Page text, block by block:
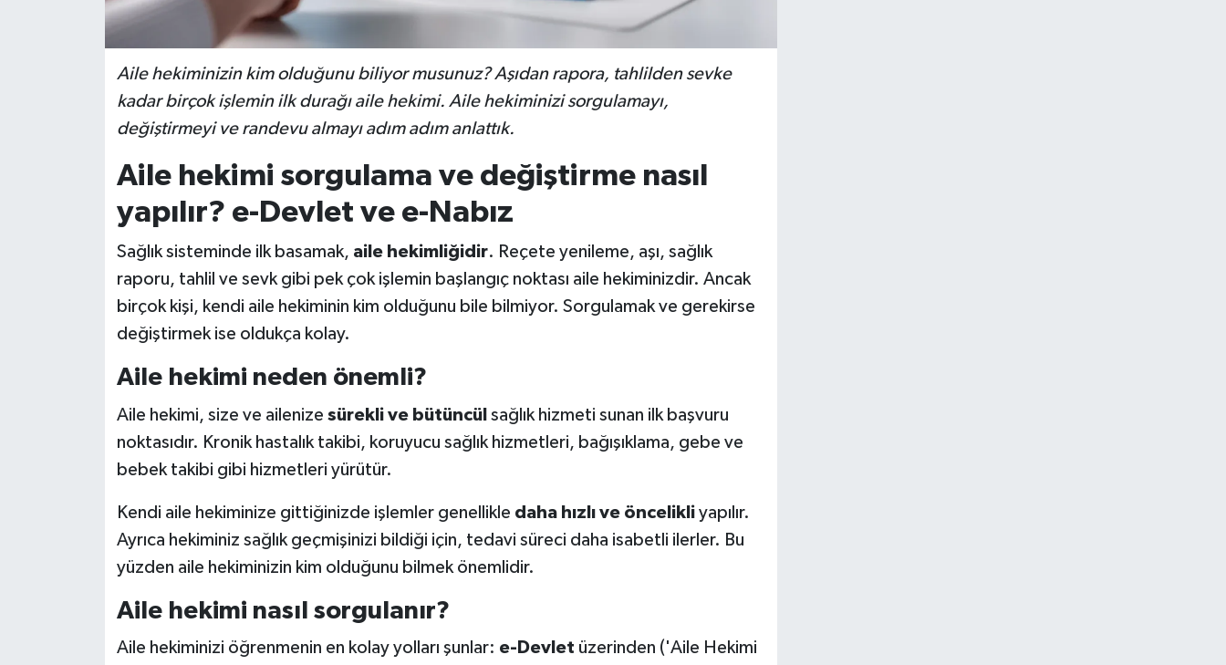
Aile hekiminizin kim olduğunu biliyor musunuz? Aşıdan rapora, tahlilden sevke
kadar birçok işlemin ilk durağı aile hekimi. Aile hekiminizi sorgulamayı,
değiştirmeyi ve randevu almayı adım adım anlattık.
Aile hekimi sorgulama ve değiştirme nasıl
yapılır? e-Devlet ve e-Nabız
Sağlık sisteminde ilk basamak, aile hekimliğidir. Reçete yenileme, aşı, sağlık
raporu, tahlil ve sevk gibi pek çok işlemin başlangıç noktası aile hekiminizdir. Ancak
birçok kişi, kendi aile hekiminin kim olduğunu bile bilmiyor. Sorgulamak ve gerekirse
değiştirmek ise oldukça kolay.
Aile hekimi neden önemli?
Aile hekimi, size ve ailenize sürekli ve bütüncül sağlık hizmeti sunan ilk başvuru
noktasıdır. Kronik hastalık takibi, koruyucu sağlık hizmetleri, bağışıklama, gebe ve
bebek takibi gibi hizmetleri yürütür.
Kendi aile hekiminize gittiğinizde işlemler genellikle daha hızlı ve öncelikliyapılır.
Ayrıca hekiminiz sağlık geçmişinizi bildiği için, tedavi süreci daha isabetli ilerler. Bu
yüzden aile hekiminizin kim olduğunu bilmek önemlidir.
Aile hekimi nasıl sorgulanır?
Aile hekiminizi öğrenmenin en kolay yolları şunlar: e-Devlet üzerinden ('Aile Hekimi